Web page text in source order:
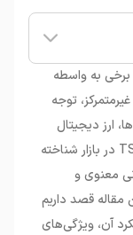
برخی به واسطه
توجه
ارز دیجیتال
در بازار شناخته
معنوی و
قصد داریم
آن، ویژگی‌های